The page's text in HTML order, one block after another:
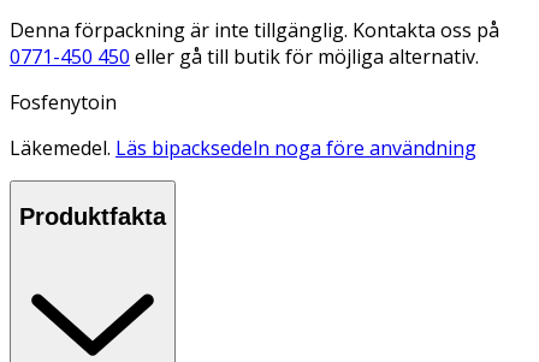
Denna förpackning är inte tillgänglig. Kontakta oss på
0771-450 450 eller gå till butik för möjliga alternativ.
Fosfenytoin
Läkemedel. Läs bipacksedeln noga före användning
Produktfakta